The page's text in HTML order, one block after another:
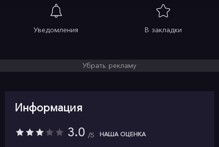
Уведомления В закладки
Убрать рекламу
Информация
3.0 5 НАША ОЦЕНКА